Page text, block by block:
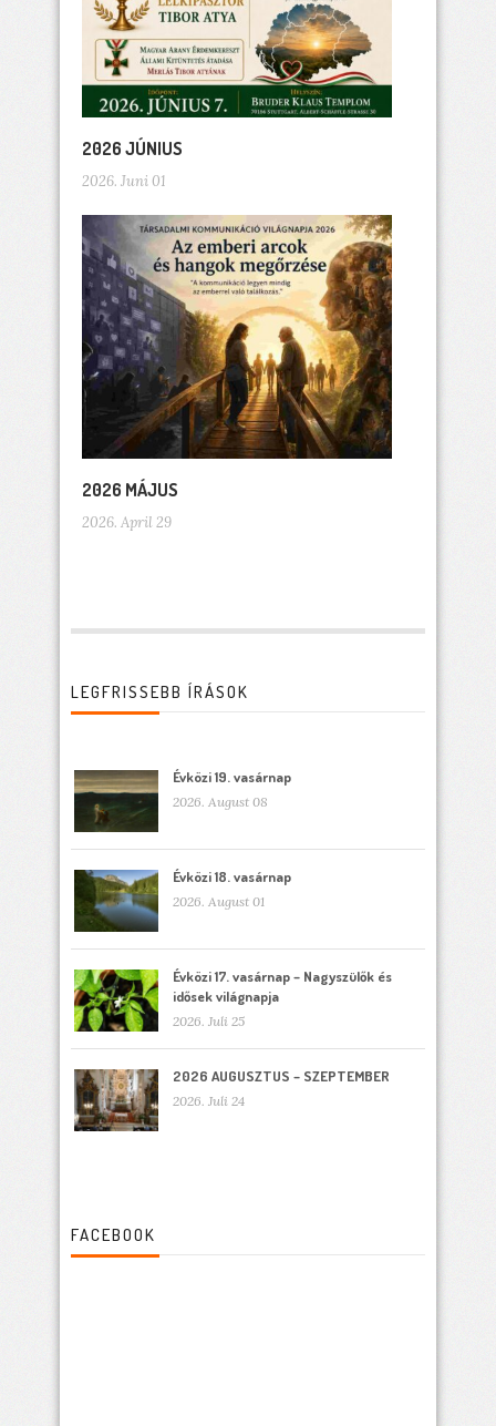
2026 JÚNIUS
2026. Juni 01
2026 MÁJUS
2026. April 29
LEGFRISSEBB ÍRÁSOK
Évközi 19. vasárnap
2026. August 08
Évközi 18. vasárnap
2026. August 01
Évközi 17. vasárnap – Nagyszülők és
idősek világnapja
2026. Juli 25
2026 AUGUSZTUS – SZEPTEMBER
2026. Juli 24
FACEBOOK